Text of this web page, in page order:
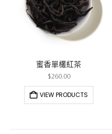
蜜香單欉紅茶
$260.00
VIEW PRODUCTS